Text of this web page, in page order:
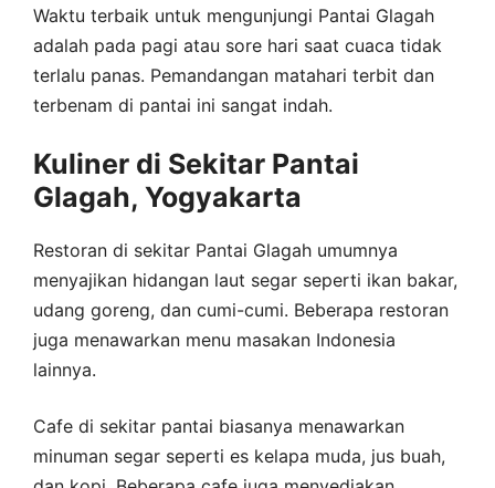
Waktu terbaik untuk mengunjungi Pantai Glagah
adalah pada pagi atau sore hari saat cuaca tidak
terlalu panas. Pemandangan matahari terbit dan
terbenam di pantai ini sangat indah.
Kuliner di Sekitar Pantai
Glagah, Yogyakarta
Restoran di sekitar Pantai Glagah umumnya
menyajikan hidangan laut segar seperti ikan bakar,
udang goreng, dan cumi-cumi. Beberapa restoran
juga menawarkan menu masakan Indonesia
lainnya.
Cafe di sekitar pantai biasanya menawarkan
minuman segar seperti es kelapa muda, jus buah,